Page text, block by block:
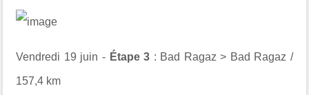
Vendredi 19 juin - Étape 3 : Bad Ragaz > Bad Ragaz /
157,4 km